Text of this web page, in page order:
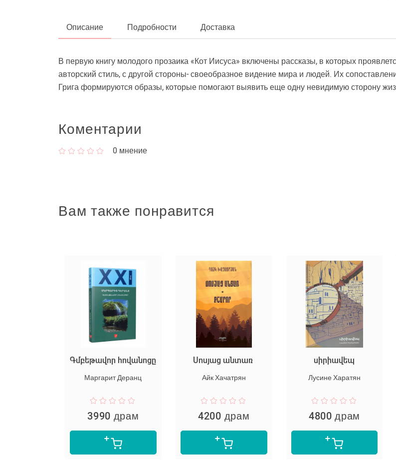
Описание Подробности Доставка
В первую книгу молодого прозаика «Кот Иисуса» включены рассказы, в которых
авторский стиль, с другой стороны- своеобразное видение мира и людей. Их
Грига формируются образы, которые помогают выявить еще одну невидимую сторону
Коментарии
0 мнение
Вам также понравится
Գմբեթավոր հովանոցը
Маргарит Деранц
3990 драм
Սոսյաց անտառ
Айк Хачатрян
4200 драм
սիրիավեպ
Лусине Харатян
4800 драм